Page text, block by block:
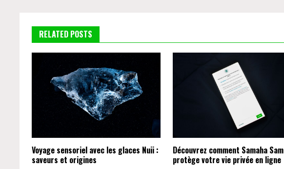
RELATED POSTS
Voyage sensoriel avec les glaces Nuii :
saveurs et origines
Découvrez comment Samaha Sam
protège votre vie privée en ligne